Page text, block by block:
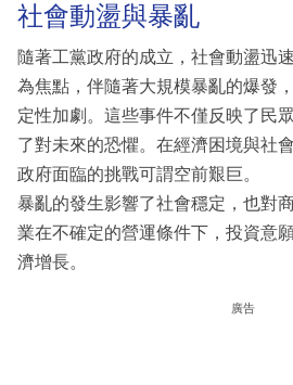
社會動盪與暴亂
隨著工黨政府的成立，社會動盪迅
為焦點，伴隨著大規模暴亂的爆發
定性加劇。這些事件不僅反映了民
了對未來的恐懼。在經濟困境與社
政府面臨的挑戰可謂空前艱巨。
暴亂的發生影響了社會穩定，也對
業在不確定的營運條件下，投資意
濟增長。
廣告